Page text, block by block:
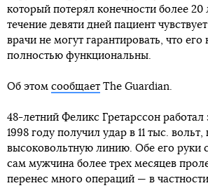
который потерял конечности более 20
течение девяти дней пациент
врачи не могут гарантировать, что его
полностью функциональны.
Об этом сообщает The Guardian.
48-летний Феликс Гретарссон работал
1998 году получил удар в 11 тыс.
высоковольтную линию. Обе его руки
сам мужчина более трех месяцев
перенес много операций — в